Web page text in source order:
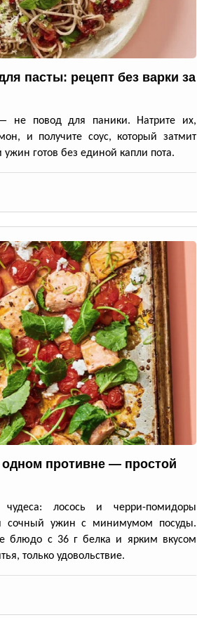
пасты: рецепт без варки за
не повод для паники. Натрите их,
и получите соус, который затмит
готов без единой капли пота.
противне — простой
чудеса: лосось и черри-помидоры
сочный ужин с минимумом посуды.
блюдо с 36 г белка и ярким вкусом
только удовольствие.